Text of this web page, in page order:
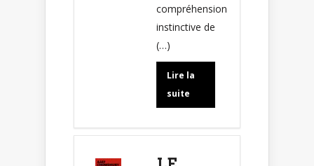
compréhension
instinctive de
(…)
Lire la
suite